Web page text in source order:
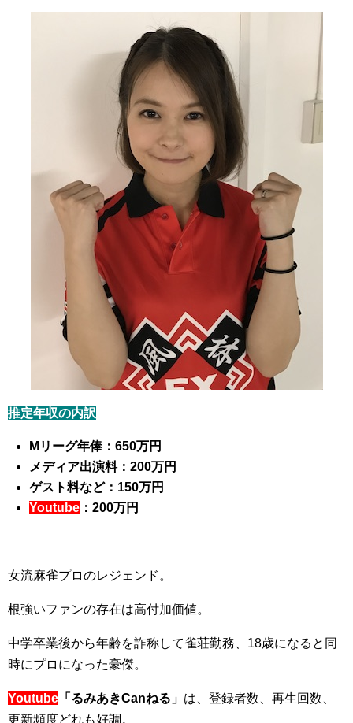
推定年収の内訳
Mリーグ年俸：650万円
メディア出演料：200万円
ゲスト料など：150万円
Youtube ：200万円
女流麻雀プロのレジェンド。
根強いファンの存在は高付加価値。
中学卒業後から年齢を詐称して雀荘勤務、18歳になると同
時にプロになった豪傑。
Youtube 「るみあきCanねる」 は、登録者数、再生回数、
更新頻度どれも好調。